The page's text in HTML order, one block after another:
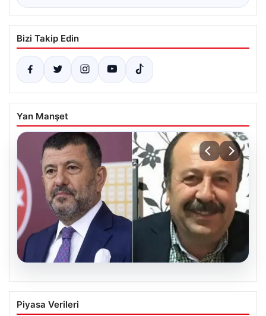
Bizi Takip Edin
Yan Manşet
Veli Ağbaba’nın ağabeyi Hür Ağbaba
tutuklandı
Piyasa Verileri